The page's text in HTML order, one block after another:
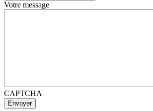
Votre message
CAPTCHA